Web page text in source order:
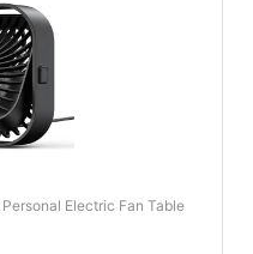
Electric Fan Table